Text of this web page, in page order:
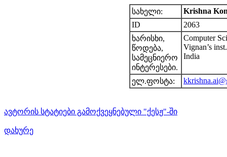
სახელი:
Krishna
ID
2063
ხარისხი,
წოდება,
სამეცნიერო
ინტერესები.
Computer
Vignan’s
India
ელ.ფოსტა:
ავტორის სტატიები გამოქვეყნებული "ქესჟ"-ში
დახურე